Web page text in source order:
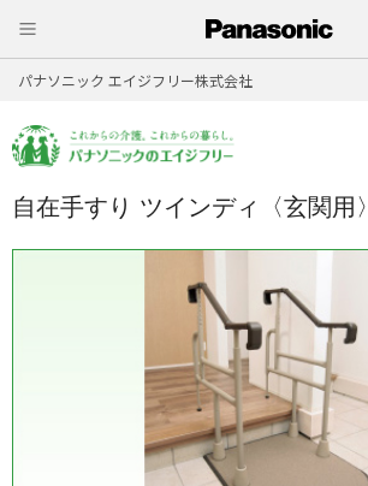
パナソニック エイジフリー株式会社
自在手すり ツインディ〈玄関用〉